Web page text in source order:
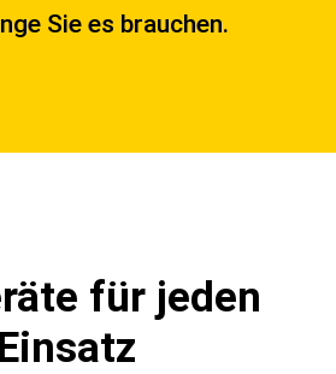
Sie es brauchen.
für jeden
Einsatz